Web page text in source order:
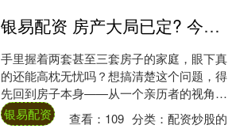
银易配资 房产大局已定? 今明两年, 有两套以上房子的家庭, 坚持3不做!
手里握着两套甚至三套房子的家庭，眼下真
的还能高枕无忧吗？想搞清楚这个问题，得
先回到房子本身——从一个亲历者的视角，
看看这些年房产市场的底层逻辑到底发生了
什么变化....
银易配资 查看： 109 分类：配资炒股的